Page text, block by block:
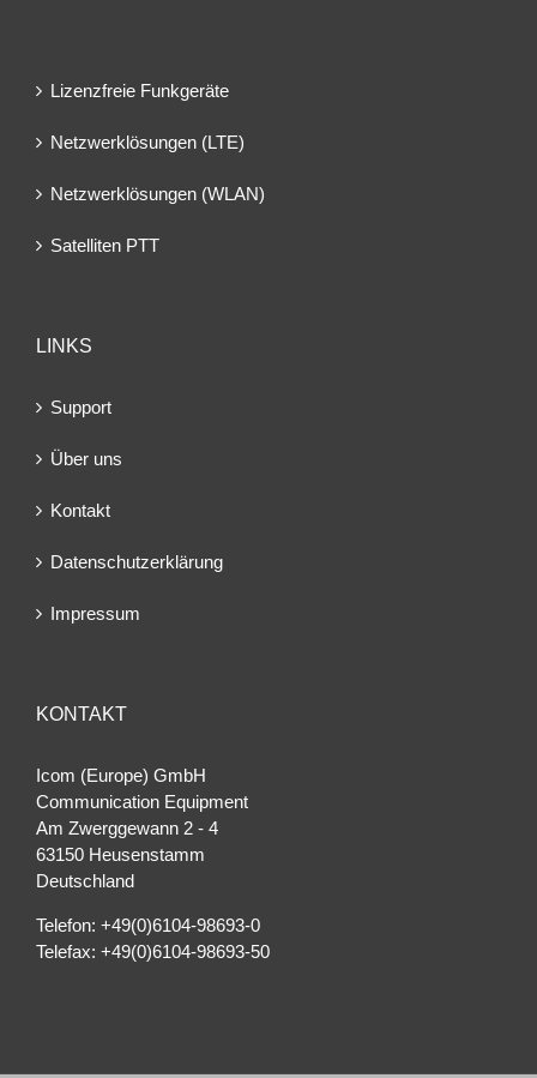
Lizenzfreie Funkgeräte
Netzwerklösungen (LTE)
Netzwerklösungen (WLAN)
Satelliten PTT
LINKS
Support
Über uns
Kontakt
Datenschutzerklärung
Impressum
KONTAKT
Icom (Europe) GmbH
Communication Equipment
Am Zwerggewann 2 ‐ 4
63150 Heusenstamm
Deutschland
Telefon: +49(0)6104-98693-0
Telefax: +49(0)6104-98693-50